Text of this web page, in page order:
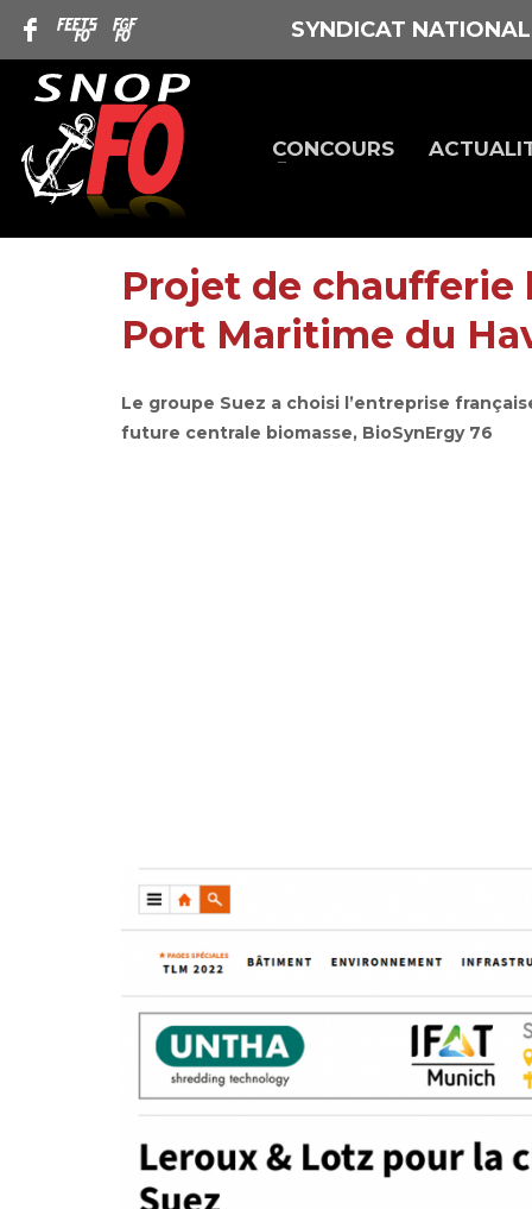
SYNDICAT
CONCOURS
Projet de chaufferie
Port Maritime du
Le groupe Suez a choisi l’entreprise
future centrale biomasse, BioSynErgy 76